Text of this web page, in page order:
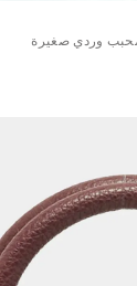
محبب وردي صغيرة